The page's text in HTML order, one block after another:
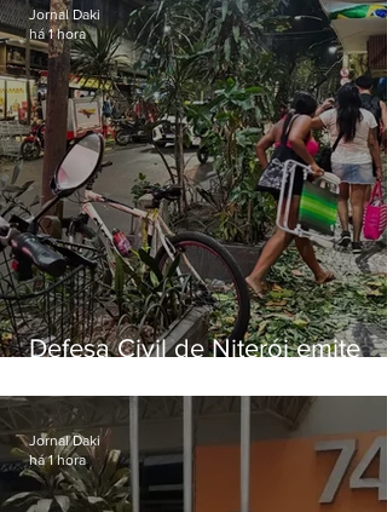
Defesa Civil de Niterói emite
sexta-feira (07)
Jornal Daki
há 1 hora
Jornal Daki
há 1 hora